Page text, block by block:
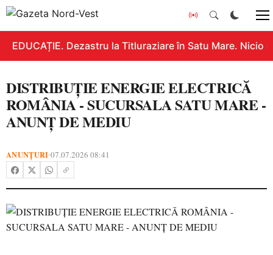
EDUCAȚIE. Dezastru la Titluraziare în Satu Mare. Nicio
DISTRIBUȚIE ENERGIE ELECTRICĂ
ROMÂNIA - SUCURSALA SATU MARE -
ANUNȚ DE MEDIU
ANUNȚURI•07.07.2026 08:41